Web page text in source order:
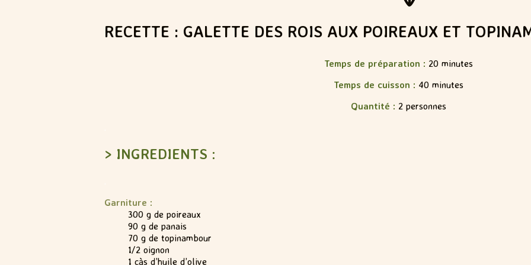
RECETTE : GALETTE DES ROIS AUX POIREAUX ET
Temps de préparation : 20 minutes
Temps de cuisson : 40 minutes
Quantité : 2 personnes
> INGREDIENTS :
Garniture :
300 g de poireaux
90 g de panais
70 g de topinambour
1/2 oignon
1 càs d’huile d’olive